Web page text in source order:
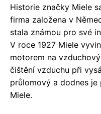
Historie značky Miele
firma založena v
stala známou pro své
V roce 1927 Miele
motorem na
čištění vzduchu při
průlomový a dodnes
Miele.